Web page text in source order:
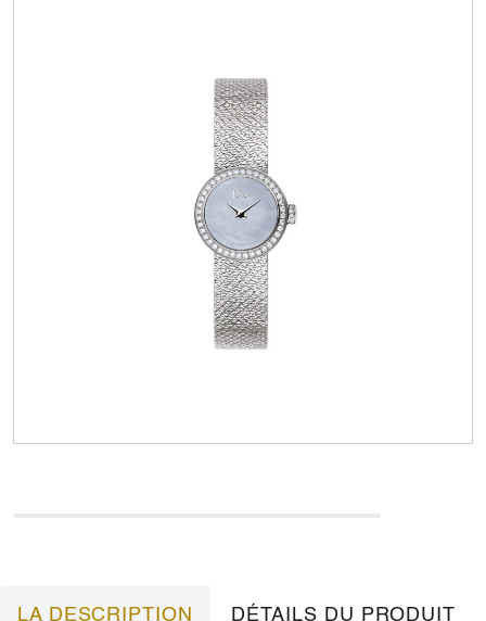
LA DESCRIPTION DÉTAILS DU PRODUIT